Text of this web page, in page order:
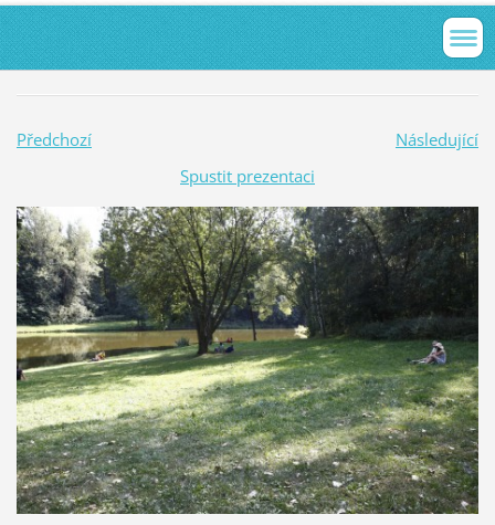
Předchozí
Následující
Spustit prezentaci